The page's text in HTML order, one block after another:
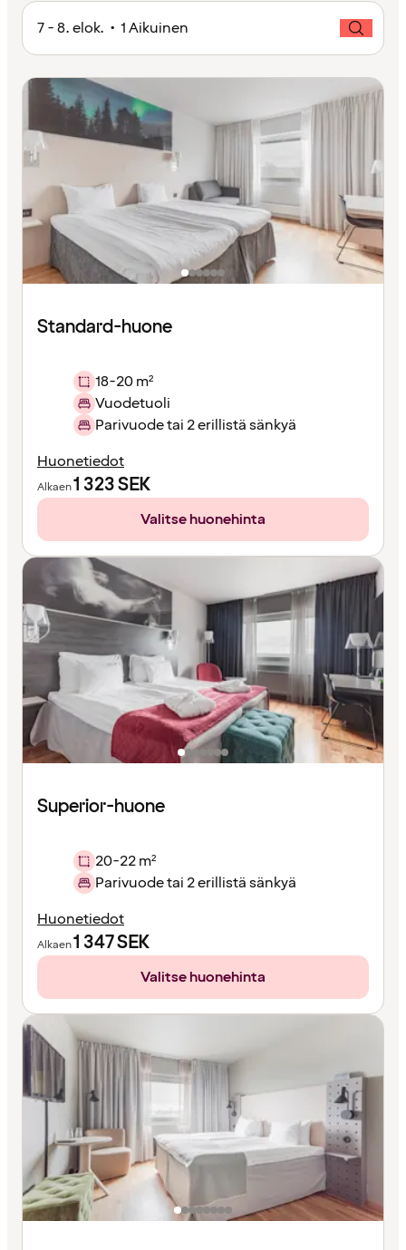
7 - 8. elok. • 1 Aikuinen
Standard-huone
18-20 m²
Vuodetuoli
Parivuode tai 2 erillistä sänkyä
Huonetiedot
Alkaen1 323SEK
Valitse huonehinta
Superior-huone
20-22 m²
Parivuode tai 2 erillistä sänkyä
Huonetiedot
Alkaen1 347SEK
Valitse huonehinta